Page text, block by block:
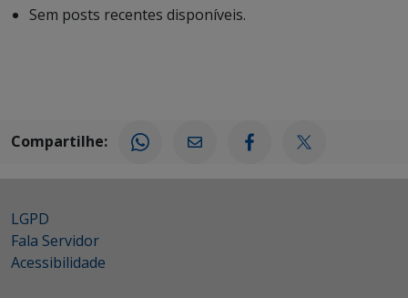
Sem posts recentes disponíveis.
Compartilhe:
LGPD
Fala Servidor
Acessibilidade